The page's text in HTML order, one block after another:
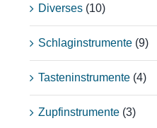
Diverses (10)
Schlaginstrumente (9)
Tasteninstrumente (4)
Zupfinstrumente (3)